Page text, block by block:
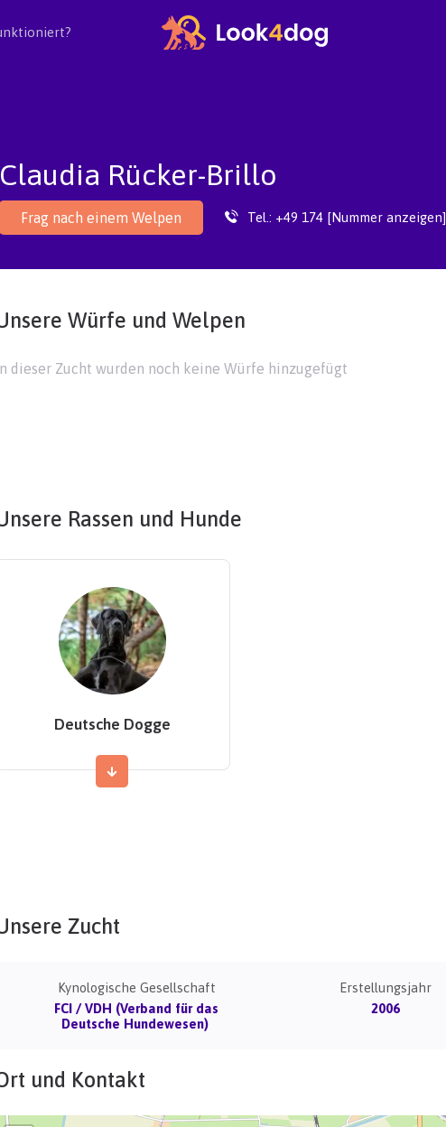
Claudia Rücker-Brillo
Frag nach einem Welpen Tel.: +49 174 [Nummer anzeigen]
Würfe und Welpen
dieser Zucht wurden noch keine Würfe hinzugefügt
Rassen und Hunde
Deutsche Dogge
Zucht
Kynologische Gesellschaft
FCI / VDH (Verband für das
Deutsche Hundewesen)
Erstellungsjahr
2006
und Kontakt